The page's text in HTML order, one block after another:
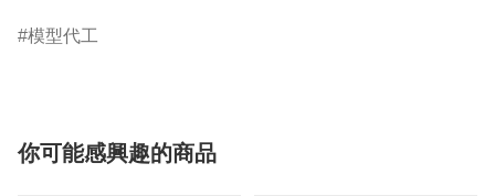
模型代工
你可能感興趣的商品